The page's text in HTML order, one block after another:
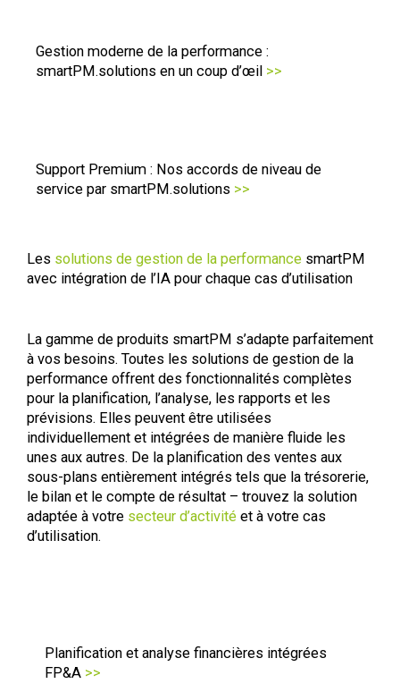
Gestion moderne de la performance :
smartPM.solutions en un coup d’œil >>
Support Premium : Nos accords de niveau de
service par smartPM.solutions >>
Les solutions de gestion de la performance smartPM
avec intégration de l’IA pour chaque cas d’utilisation
La gamme de produits smartPM s’adapte parfaitement
à vos besoins. Toutes les solutions de gestion de la
performance offrent des fonctionnalités complètes
pour la planification, l’analyse, les rapports et les
prévisions. Elles peuvent être utilisées
individuellement et intégrées de manière fluide les
unes aux autres. De la planification des ventes aux
sous-plans entièrement intégrés tels que la trésorerie,
le bilan et le compte de résultat – trouvez la solution
adaptée à votre secteur d’activité et à votre cas
d’utilisation.
Planification et analyse financières intégrées
FP&A >>